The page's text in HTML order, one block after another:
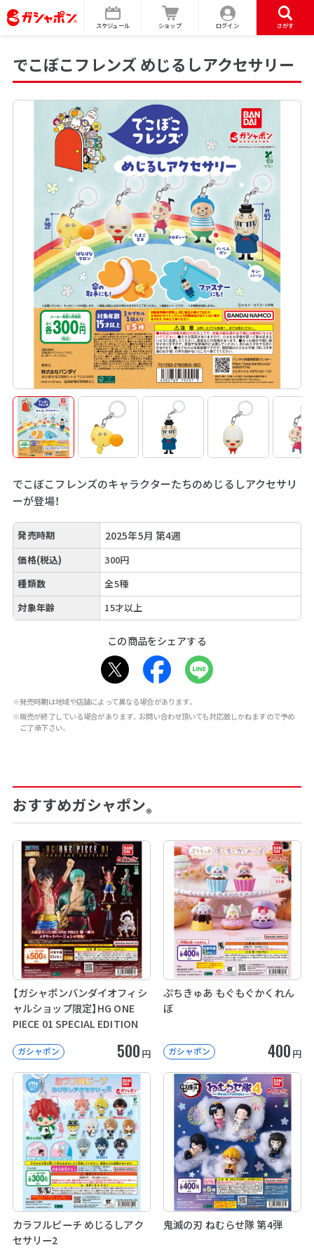
スケジュール ショップ ログイン さがす
でこぼこフレンズ めじるしアクセサリー
でこぼこフレンズのキャラクターたちのめじるしアクセサリ
ーが登場！
発売時期 2025年5月 第4週
価格(税込)
300円
種類数
全5種
対象年齢
15才以上
この商品をシェアする
※発売時期は地域や店舗によって異なる場合があります。
※販売が終了している場合があります。お問い合わせ頂いても対応致しかねますので予め
ご了承下さい。
おすすめガシャポン®
【ガシャポンバンダイオフィシ
ャルショップ限定】HG ONE
PIECE 01 SPECIAL EDITION
ガシャポン 500 円
ぷちきゅあ もぐもぐかくれん
ぼ
ガシャポン 400 円
カラフルピーチ めじるしアク
セサリー2
鬼滅の刃 ねむらせ隊 第4弾